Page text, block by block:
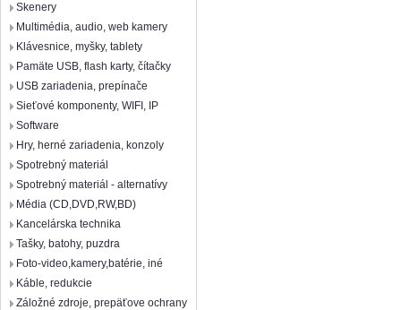
Skenery
Multimédia, audio, web kamery
Klávesnice, myšky, tablety
Pamäte USB, flash karty, čítačky
USB zariadenia, prepínače
Sieťové komponenty, WIFI, IP
Software
Hry, herné zariadenia, konzoly
Spotrebný materiál
Spotrebný materiál - alternatívy
Média (CD,DVD,RW,BD)
Kancelárska technika
Tašky, batohy, puzdra
Foto-video,kamery,batérie, iné
Káble, redukcie
Záložné zdroje, prepäťove ochrany